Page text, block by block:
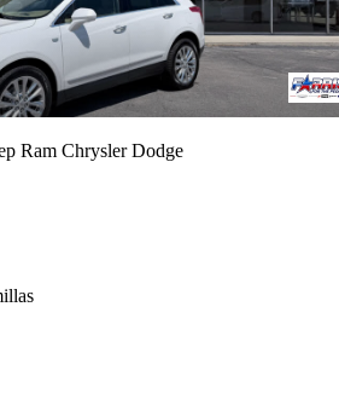
Ram Chrysler Dodge